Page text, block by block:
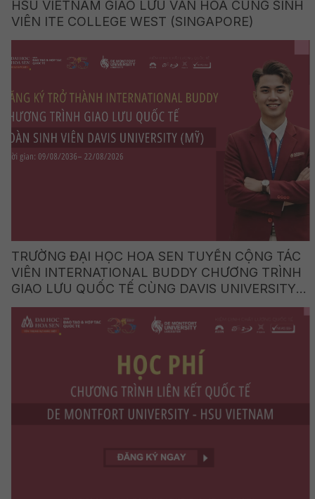
HSU VIETNAM GIAO LƯU VĂN HÓA CÙNG SINH
VIÊN ITE COLLEGE WEST (SINGAPORE)
TRƯỜNG ĐẠI HỌC HOA SEN TUYỂN CỘNG TÁC
VIÊN INTERNATIONAL BUDDY CHƯƠNG TRÌNH
GIAO LƯU QUỐC TẾ CÙNG DAVIS UNIVERSITY
(HOA KỲ)